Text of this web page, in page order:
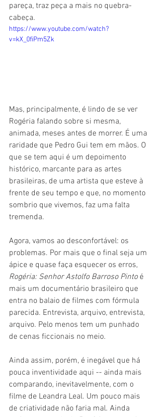
pareça, traz peça a mais no quebra-
cabeça.
https://www.youtube.com/watch?
v=kX_0fiPm5Zk
Mas, principalmente, é lindo de se ver
Rogéria falando sobre si mesma,
animada, meses antes de morrer. É uma
raridade que Pedro Gui tem em mãos. O
que se tem aqui é um depoimento
histórico, marcante para as artes
brasileiras, de uma artista que esteve à
frente de seu tempo e que, no momento
sombrio que vivemos, faz uma falta
tremenda.
Agora, vamos ao desconfortável: os
problemas. Por mais que o final seja um
ápice e quase faça esquecer os erros,
Rogéria: Senhor Astolfo Barroso Pinto é
mais um documentário brasileiro que
entra no balaio de filmes com fórmula
parecida. Entrevista, arquivo, entrevista,
arquivo. Pelo menos tem um punhado
de cenas ficcionais no meio.
Ainda assim, porém, é inegável que há
pouca inventividade aqui -- ainda mais
comparando, inevitavelmente, com o
filme de Leandra Leal. Um pouco mais
de criatividade não faria mal. Ainda